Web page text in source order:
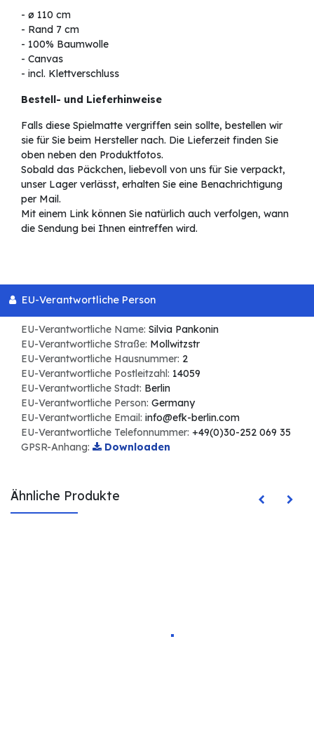
- ø 110 cm
- Rand 7 cm
- 100% Baumwolle
- Canvas
- incl. Klettverschluss
Bestell- und Lieferhinweise
Falls diese Spielmatte vergriffen sein sollte, bestellen wir
sie für Sie beim Hersteller nach. Die Lieferzeit finden Sie
oben neben den Produktfotos.
Sobald das Päckchen, liebevoll von uns für Sie verpackt,
unser Lager verlässt, erhalten Sie eine Benachrichtigung
per Mail.
Mit einem Link können Sie natürlich auch verfolgen, wann
die Sendung bei Ihnen eintreffen wird.
EU-Verantwortliche Person
EU-Verantwortliche Name: Silvia Pankonin
EU-Verantwortliche Straße: Mollwitzstr
EU-Verantwortliche Hausnummer: 2
EU-Verantwortliche Postleitzahl: 14059
EU-Verantwortliche Stadt: Berlin
EU-Verantwortliche Person: Germany
EU-Verantwortliche Email: info@efk-berlin.com
EU-Verantwortliche Telefonnummer: +49(0)30-252 069 35
GPSR-Anhang:
Downloaden
Ähnliche Produkte